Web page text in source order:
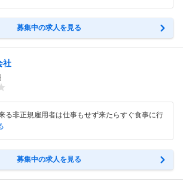
募集中の求人を見る
社
る非正規雇用者は仕事もせず来たらすぐ食事に行
募集中の求人を見る